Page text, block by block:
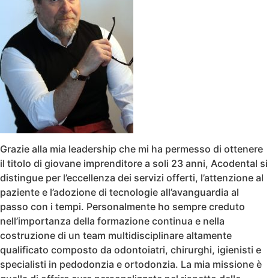
Grazie alla mia leadership che mi ha permesso di ottenere
il titolo di giovane imprenditore a soli 23 anni, Acodental si
distingue per l’eccellenza dei servizi offerti, l’attenzione al
paziente e l’adozione di tecnologie all’avanguardia al
passo con i tempi. Personalmente ho sempre creduto
nell’importanza della formazione continua e nella
costruzione di un team multidisciplinare altamente
qualificato composto da odontoiatri, chirurghi, igienisti e
specialisti in pedodonzia e ortodonzia. La mia missione è